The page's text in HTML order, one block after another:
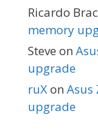
Ricardo
memory
Steve on
upgrade
ruXon Asus
upgrade